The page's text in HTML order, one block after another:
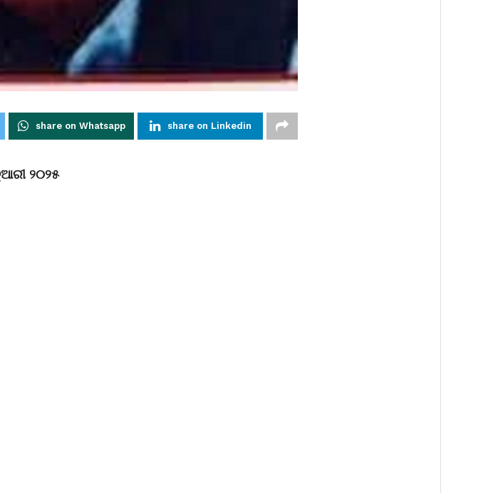
share on Whatsapp share on Linkedin
୨୦୨୫